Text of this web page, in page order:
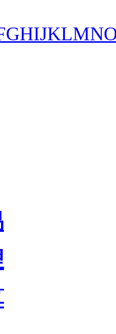
GHIJKLMN